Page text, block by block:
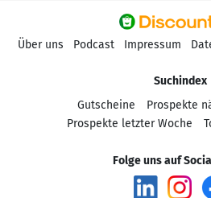
Über uns Podcast Impressum
Suchindex
Gutscheine
Prospekte
Prospekte letzter Woche
Folge uns auf